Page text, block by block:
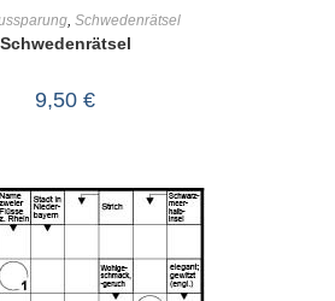
, Schwedenrätsel
Schwedenrätsel
9,50 €